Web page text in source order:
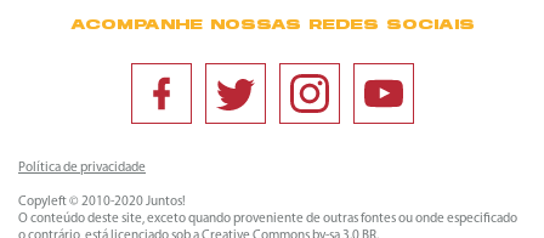
ACOMPANHE NOSSAS REDES SOCIAIS
Política de privacidade
Copyleft © 2010-2020 Juntos!
O conteúdo deste site, exceto quando proveniente de outras fontes ou onde especificado